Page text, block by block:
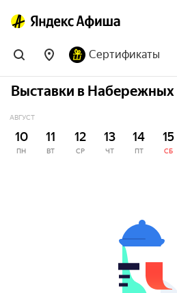
Сертификаты
Выставки в Набережных
АВГУСТ
10
ПН
11
ВТ
12
СР
13
ЧТ
14
ПТ
15
СБ